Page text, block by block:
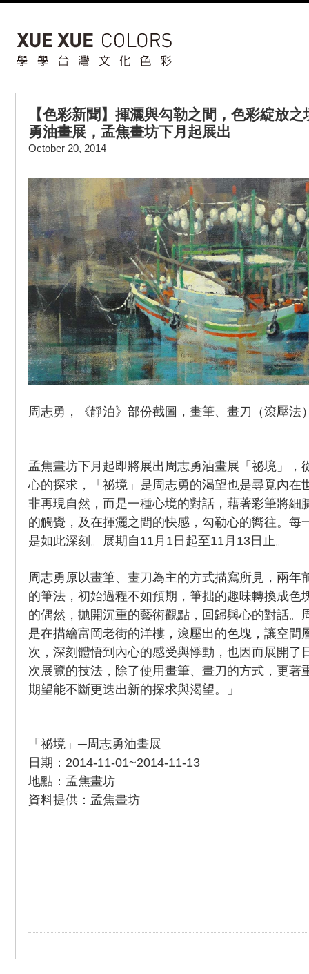
【色彩新聞】揮灑與勾勒之間，色彩綻放
勇油畫展，孟焦畫坊下月起展出
October 20, 2014
周志勇，《靜泊》部份截圖，畫筆、畫刀（滾壓法
孟焦畫坊下月起即將展出周志勇油畫展「祕境」，
心的探求，「祕境」是周志勇的渴望也是尋覓內在
非再現自然，而是一種心境的對話，藉著彩筆將細
的觸覺，及在揮灑之間的快感，勾勒心的嚮往。每
是如此深刻。展期自11月1日起至11月13日止。
周志勇原以畫筆、畫刀為主的方式描寫所見，兩年
的筆法，初始過程不如預期，筆拙的趣味轉換成色
的偶然，拋開沉重的藝術觀點，回歸與心的對話。
是在描繪富岡老街的洋樓，滾壓出的色塊，讓空間
次，深刻體悟到內心的感受與悸動，也因而展開了
次展覽的技法，除了使用畫筆、畫刀的方式，更著
期望能不斷更迭出新的探求與渴望。」
「祕境」─周志勇油畫展
日期：2014-11-01~2014-11-13
地點：孟焦畫坊
資料提供： 孟焦畫坊